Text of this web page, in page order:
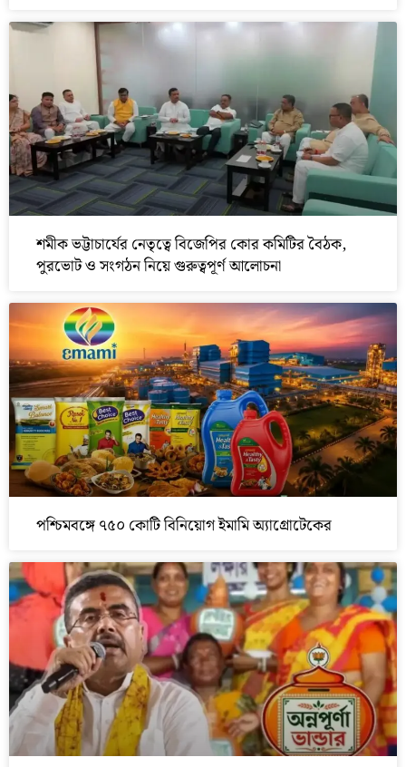
শমীক ভট্টাচার্যের নেতৃত্বে বিজেপির কোর কমিটির বৈঠক,
পুরভোট ও সংগঠন নিয়ে গুরুত্বপূর্ণ আলোচনা
পশ্চিমবঙ্গে ৭৫০ কোটি বিনিয়োগ ইমামি অ্যাগ্রোটেকের